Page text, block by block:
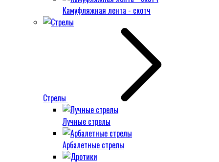
Камуфляжная лента - скотч
Стрелы
Лучные стрелы
Арбалетные стрелы